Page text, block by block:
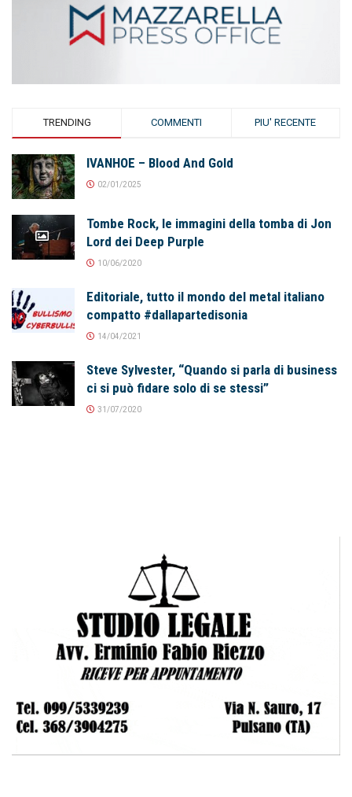
TRENDING COMMENTI PIU' RECENTE
IVANHOE – Blood And Gold
02/01/2025
Tombe Rock, le immagini della tomba di Jon
Lord dei Deep Purple
10/06/2020
Editoriale, tutto il mondo del metal italiano
compatto #dallapartedisonia
14/04/2021
Steve Sylvester, “Quando si parla di business
ci si può fidare solo di se stessi”
31/07/2020